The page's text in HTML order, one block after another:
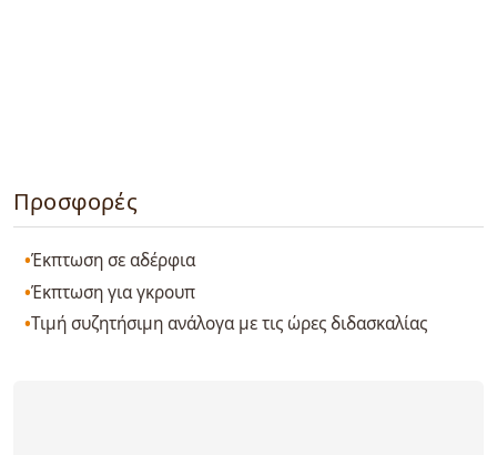
Προσφορές
Έκπτωση σε αδέρφια
Έκπτωση για γκρουπ
Τιμή συζητήσιμη ανάλογα με τις ώρες διδασκαλίας